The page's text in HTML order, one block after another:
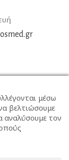
.gr
μέσω
βελτιώσουμε
αναλύσουμε τον